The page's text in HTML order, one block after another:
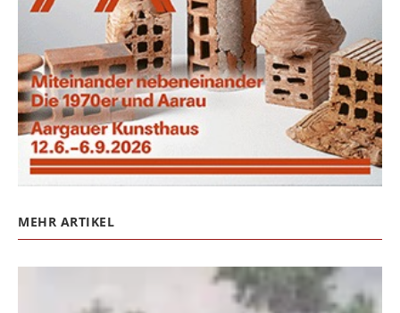
MEHR ARTIKEL